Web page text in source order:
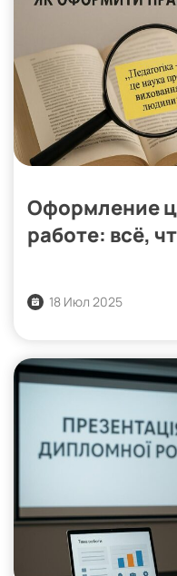
Оформление
работе: всё,
18 Июл 2025